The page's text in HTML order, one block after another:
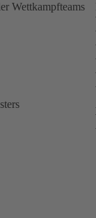
Wettkampfteams